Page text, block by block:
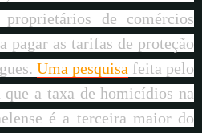
de comércios
pagar as tarifas de proteção
Uma pesquisa feita pelo
que a taxa de homicídios na
é a terceira maior do